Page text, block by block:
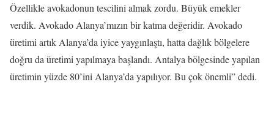
Özellikle avokadonun tescilini almak zordu. Büyük emekler
verdik. Avokado Alanya’mızın bir katma değeridir. Avokado
üretimi artık Alanya’da iyice yaygınlaştı, hatta dağlık bölgelere
doğru da üretimi yapılmaya başlandı. Antalya bölgesinde yapılan
üretimin yüzde 80’ini Alanya’da yapılıyor. Bu çok önemli” dedi.